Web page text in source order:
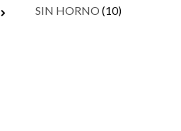
SIN HORNO (10)